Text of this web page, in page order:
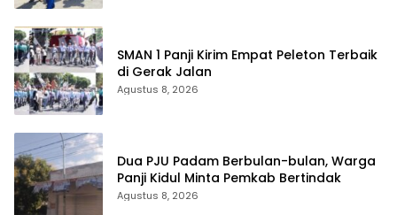
SMAN 1 Panji Kirim Empat Peleton Terbaik
di Gerak Jalan
Agustus 8, 2026
Dua PJU Padam Berbulan-bulan, Warga
Panji Kidul Minta Pemkab Bertindak
Agustus 8, 2026